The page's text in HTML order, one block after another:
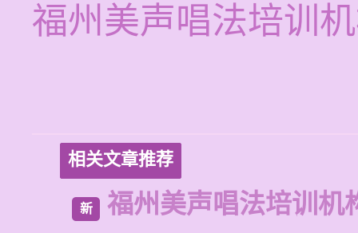
福州美声唱法培训
相关文章推荐
新 福州美声唱法培训机